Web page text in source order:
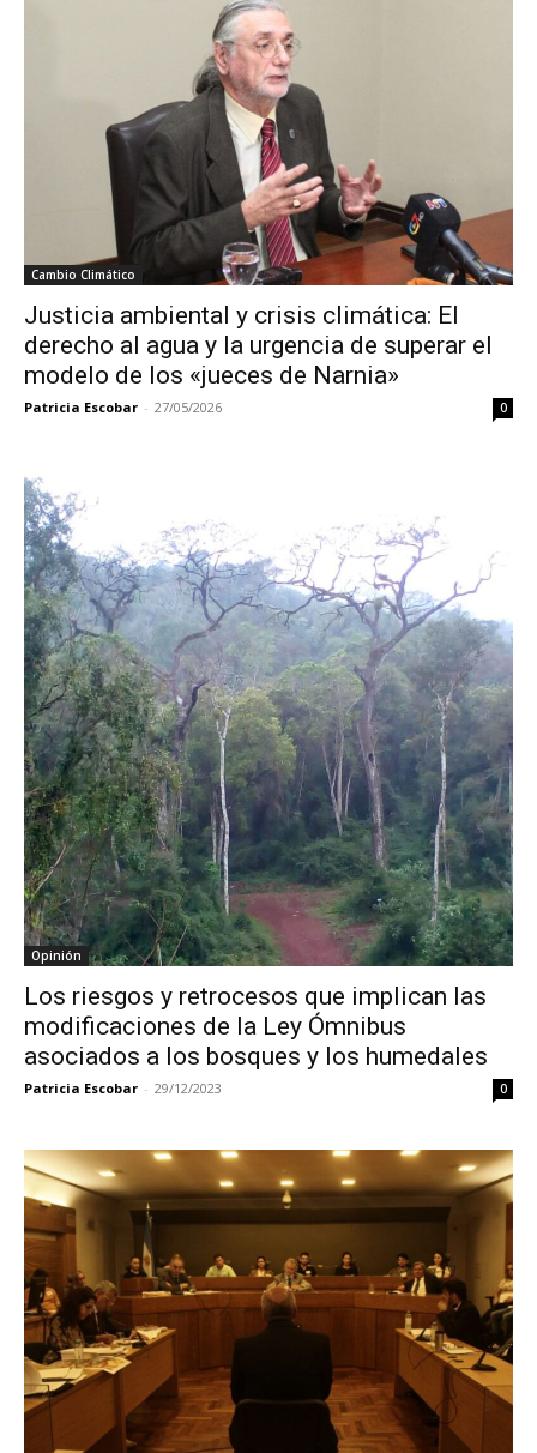
Cambio Climático
Justicia ambiental y crisis climática: El
derecho al agua y la urgencia de superar el
modelo de los «jueces de Narnia»
Patricia Escobar - 27/05/2026 0
Opinión
Los riesgos y retrocesos que implican las
modificaciones de la Ley Ómnibus
asociados a los bosques y los humedales
Patricia Escobar - 29/12/2023 0